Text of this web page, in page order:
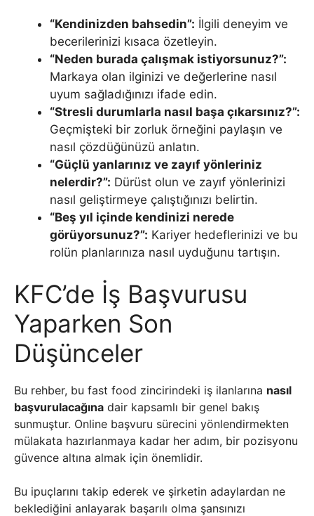
“Kendinizden bahsedin”: İlgili deneyim ve
becerilerinizi kısaca özetleyin.
“Neden burada çalışmak istiyorsunuz?”:
Markaya olan ilginizi ve değerlerine nasıl
uyum sağladığınızı ifade edin.
“Stresli durumlarla nasıl başa çıkarsınız?”:
Geçmişteki bir zorluk örneğini paylaşın ve
nasıl çözdüğünüzü anlatın.
“Güçlü yanlarınız ve zayıf yönleriniz
nelerdir?”: Dürüst olun ve zayıf yönlerinizi
nasıl geliştirmeye çalıştığınızı belirtin.
“Beş yıl içinde kendinizi nerede
görüyorsunuz?”: Kariyer hedeflerinizi ve bu
rolün planlarınıza nasıl uyduğunu tartışın.
KFC’de İş Başvurusu
Yaparken Son
Düşünceler
Bu rehber, bu fast food zincirindeki iş ilanlarına nasıl
başvurulacağına dair kapsamlı bir genel bakış
sunmuştur. Online başvuru sürecini yönlendirmekten
mülakata hazırlanmaya kadar her adım, bir pozisyonu
güvence altına almak için önemlidir.
Bu ipuçlarını takip ederek ve şirketin adaylardan ne
beklediğini anlayarak başarılı olma şansınızı